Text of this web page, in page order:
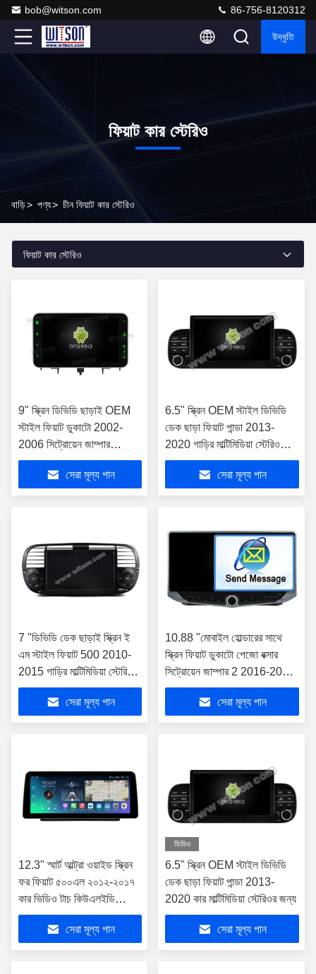
bob@witson.com 86-756-8120312
উদ্ধৃতি
ফিয়াট কার স্টেরিও
বাড়ি> পণ্য> চীন ফিয়াট কার স্টেরিও
ফিয়াট কার স্টেরিও
9" স্ক্রিন ডিভিডি ছাড়াই OEM
স্টাইল ফিয়াট ডুকাটো 2002-
2006 সিট্রোয়েন জাম্পার
পিউজিওট বক্সার 2002-2006
গাড়ি মাল্টিমিডিয়া স্টেরিও জিপিএস
কারপ্লে প্লেয়ার
সেরা মূল্য পান
6.5" স্ক্রিন OEM স্টাইল ডিভিডি
ডেক ছাড়া ফিয়াট পান্ডা 2013-
2020 গাড়ির মাল্টিমিডিয়া স্টেরিও
জিপিএস কারপ্লে প্লেয়ারের জন্য
সেরা মূল্য পান
7 "ডিভিডি ডেক ছাড়াই স্ক্রিন ই
এম স্টাইল ফিয়াট 500 2010-
2015 গাড়ির মাল্টিমিডিয়া স্টেরিও
জিপিএস কারপ্লে প্লেয়ারের জন্য
সেরা মূল্য পান
10.88 "মোবাইল হোল্ডারের সাথে
স্ক্রিন ফিয়াট ডুকাটো পেজো বক্সার
সিট্রোয়েন জাম্পার 2 2016-2022
এর জন্য
সেরা মূল্য পান
12.3" স্মার্ট আল্ট্রা ওয়াইড স্ক্রিন
ফর ফিয়াট ৫০০এল ২০১২-২০১৭
কার ভিডিও টাচ কিউএলইডি
মাল্টিমিডিয়া স্টেরিও নেভিগেশন
কারপ্লে ওয়্যারলেসসেরা মূল্য পান
ভিডিও
6.5" স্ক্রিন OEM স্টাইল ডিভিডি
ডেক ছাড়া ফিয়াট পান্ডা 2013-
2020 কার মাল্টিমিডিয়া স্টেরিওর জন্য
সেরা মূল্য পান